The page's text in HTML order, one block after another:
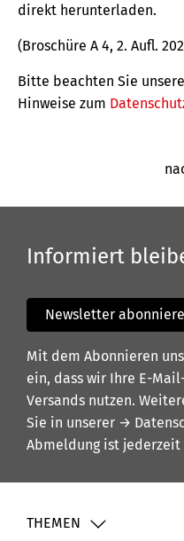
direkt herunterladen.
(Broschüre A 4, 2. Aufl.
Bitte beachten Sie unsere
Hinweise zum
Informiert
Newsletter
Mit dem Abonnieren
ein, dass wir Ihre E-
Versands nutzen.
Sie in unserer →
Abmeldung ist jederzeit
THEMEN